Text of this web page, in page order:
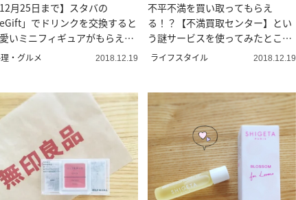
12月25日まで】スタバの
eGift」でドリンクを交換すると
いミニフィギュアがもらえる
・グルメ 2018.12.19
不平不満を買い取ってもらえ
る！？【不満買取センター】とい
う謎サービスを使ってみたとこ
ろ…
ライフスタイル 2018.12.19